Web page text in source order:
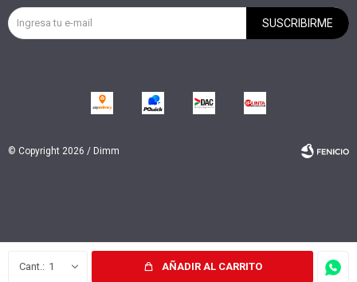
1 AÑADIR AL CARRITO
SUSCRIBIRME
© Copyright 2026 / Dimm
Fenicio